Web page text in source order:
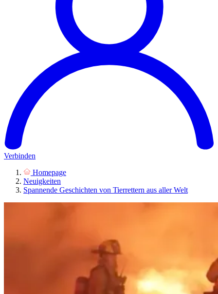
Verbinden
Homepage
Neuigkeiten
Spannende Geschichten von Tierrettern aus aller Welt